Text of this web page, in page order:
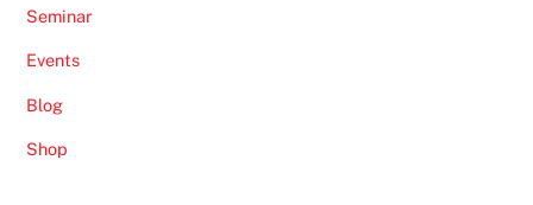
Seminar
Events
Blog
Shop